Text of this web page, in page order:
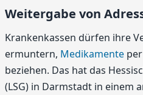
Weitergabe von
Krankenkassen dürfen ihre
ermuntern, Medikamente
beziehen. Das hat das
(LSG) in Darmstadt in einem